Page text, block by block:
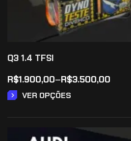
Q3 1.4 TFSI
R$1.900,00–R$3.500,00
VER OPÇÕES